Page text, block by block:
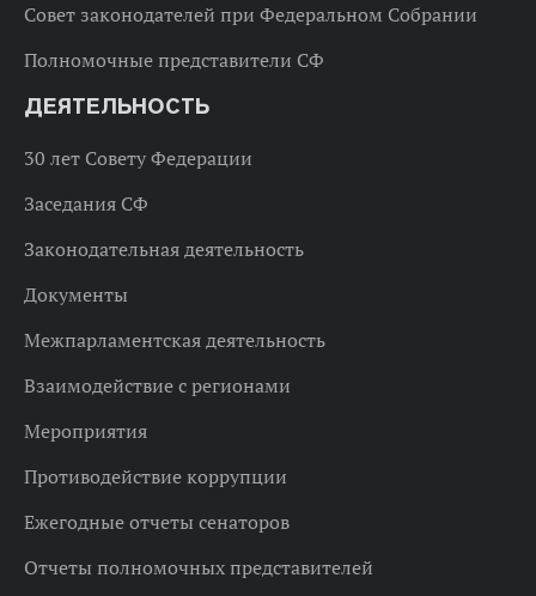
Совет законодателей при Федеральном Собрании
Полномочные представители СФ
ДЕЯТЕЛЬНОСТЬ
30 лет Совету Федерации
Заседания СФ
Законодательная деятельность
Документы
Межпарламентская деятельность
Взаимодействие с регионами
Мероприятия
Противодействие коррупции
Ежегодные отчеты сенаторов
Отчеты полномочных представителей